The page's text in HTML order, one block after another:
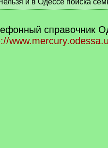
]
и в Одессе поиска
справочник